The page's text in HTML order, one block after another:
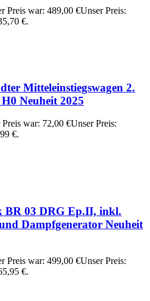
Preis war: 489,00 €Unser Preis:
€.
Mitteleinstiegswagen 2.
Neuheit 2025
war: 72,00 €Unser Preis:
€.
BR 03 DRG Ep.II, inkl.
Dampfgenerator Neuheit
Preis war: 499,00 €Unser Preis:
€.